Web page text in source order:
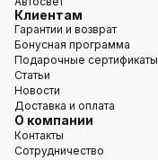
Клиентам
Гарантии и возврат
Бонусная программа
Подарочные сертификаты
Статьи
Новости
Доставка и оплата
О компании
Контакты
Сотрудничество